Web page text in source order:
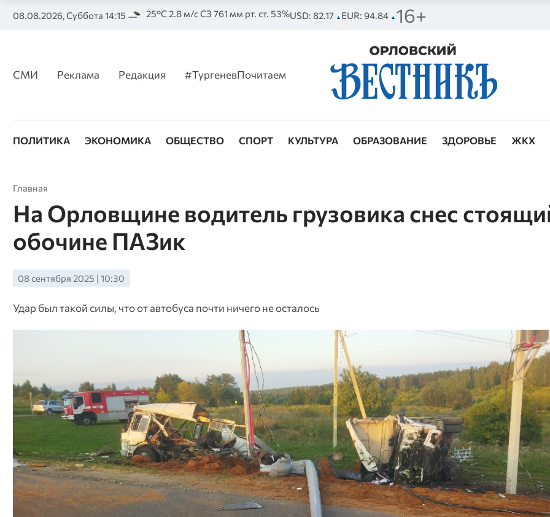
08.08.2026, Суббота 14:15 25°C 2.8 м/с СЗ 761 мм рт. ст. 53%USD: 82.17 ▲ EUR: 94.84 ▲ 16+
СМИ Реклама Редакция #ТургеневПочитаем
ПОЛИТИКА ЭКОНОМИКА ОБЩЕСТВО СПОРТ КУЛЬТУРА ОБРАЗОВАНИЕ ЗДОРОВЬЕ ЖКХ
Главная
На Орловщине водитель грузовика снес
обочине ПАЗик
08 сентября 2025 | 10:30
Удар был такой силы, что от автобуса почти ничего не осталось